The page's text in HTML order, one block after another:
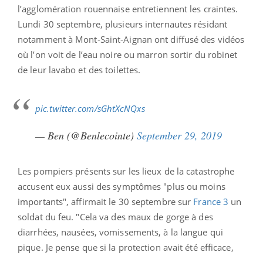
l’agglomération rouennaise entretiennent les craintes.
Lundi 30 septembre, plusieurs internautes résidant
notamment à Mont-Saint-Aignan ont diffusé des vidéos
où l’on voit de l’eau noire ou marron sortir du robinet
de leur lavabo et des toilettes.
pic.twitter.com/sGhtXcNQxs
— Ben (@Benlecointe) September 29, 2019
Les pompiers présents sur les lieux de la catastrophe
accusent eux aussi des symptômes "plus ou moins
importants", affirmait le 30 septembre sur France 3 un
soldat du feu. "Cela va des maux de gorge à des
diarrhées, nausées, vomissements, à la langue qui
pique. Je pense que si la protection avait été efficace,